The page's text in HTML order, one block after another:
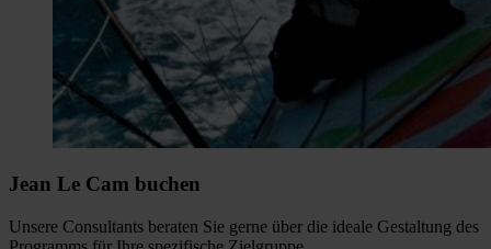
Jean Le Cam buchen
Unsere Consultants beraten Sie gerne über die ideale Gestaltung des